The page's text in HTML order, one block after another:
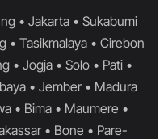
• Jakarta • Sukabumi
• Tasikmalaya • Cirebon
• Jogja • Solo • Pati •
• Jember • Madura
• Bima • Maumere •
• Bone • Pare-